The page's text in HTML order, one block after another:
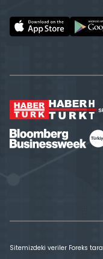
Sitemizdeki veriler Foreks